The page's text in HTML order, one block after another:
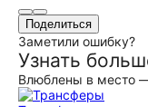
Поделиться
Заметили ошибку?
Узнать
Влюблены в место